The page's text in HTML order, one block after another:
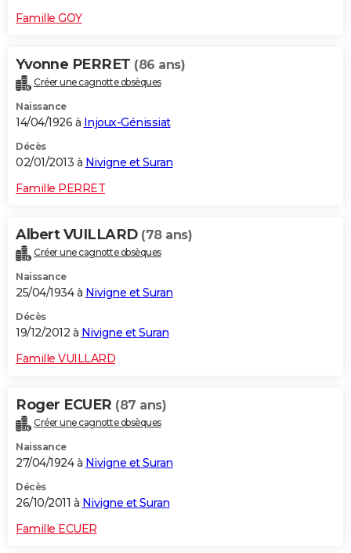
Famille GOY
Yvonne PERRET (86 ans)
Créer une cagnotte obsèques
Naissance
14/04/1926 à Injoux-Génissiat
Décès
02/01/2013 à Nivigne et Suran
Famille PERRET
Albert VUILLARD (78 ans)
Créer une cagnotte obsèques
Naissance
25/04/1934 à Nivigne et Suran
Décès
19/12/2012 à Nivigne et Suran
Famille VUILLARD
Roger ECUER (87 ans)
Créer une cagnotte obsèques
Naissance
27/04/1924 à Nivigne et Suran
Décès
26/10/2011 à Nivigne et Suran
Famille ECUER